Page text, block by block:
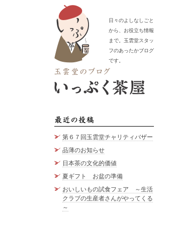
日々のよしなしごと
から、お役立ち情報
まで。玉雲堂スタッ
フのあったかブログ
です。
第６７回玉雲堂チャリティバザー
品薄のお知らせ
日本茶の文化的価値
夏ギフト お盆の準備
おいしいもの試食フェア ～生活
クラブの生産者さんがやってくる
～